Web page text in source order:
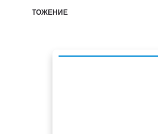
УНИЧТОЖЕНИЕ